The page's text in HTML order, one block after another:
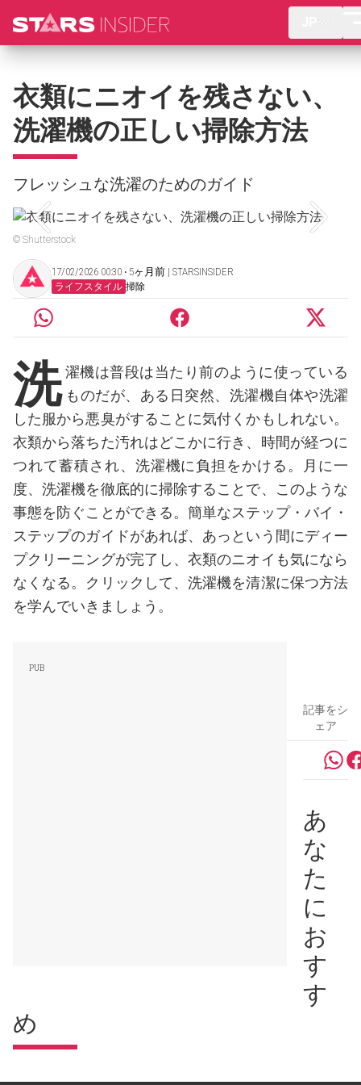
衣類にニオイを残さない、
洗濯機の正しい掃除方法
フレッシュな洗濯のためのガイド
© Shutterstock
17/02/2026 00:30 ‧ 5ヶ月前 | STARSINSIDER
ライフスタイル 掃除
洗 濯機は普段は当たり前のように使っている
ものだが、ある日突然、洗濯機自体や洗濯
した服から悪臭がすることに気付くかもしれない。
衣類から落ちた汚れはどこかに行き、時間が経つに
つれて蓄積され、洗濯機に負担をかける。月に一
度、洗濯機を徹底的に掃除することで、このような
事態を防ぐことができる。簡単なステップ・バイ・
ステップのガイドがあれば、あっという間にディー
プクリーニングが完了し、衣類のニオイも気になら
なくなる。クリックして、洗濯機を清潔に保つ方法
を学んでいきましょう。
記事をシ
ェア
あ
な
た
に
お
す
す
め